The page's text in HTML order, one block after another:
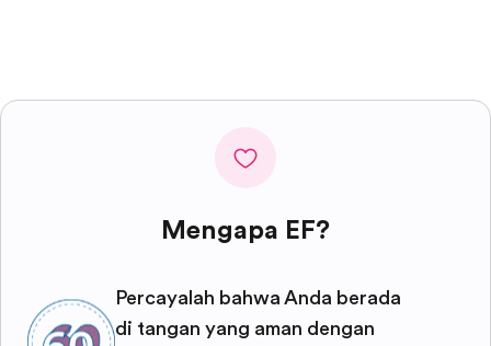
Mengapa EF?
Percayalah bahwa Anda berada
di tangan yang aman dengan